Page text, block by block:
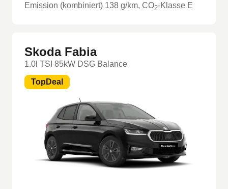
Emission (kombiniert) 138 g/km, CO2-Klasse E
Skoda Fabia
1.0l TSI 85kW DSG Balance
TopDeal